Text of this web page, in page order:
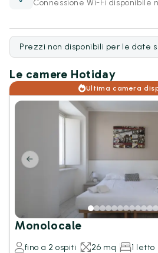
Connessione Wi-Fi disponibile
Prezzi non disponibili per le date
Le camere Hotiday
Ultima camera
Monolocale
fino a 2 ospiti 26 mq 1